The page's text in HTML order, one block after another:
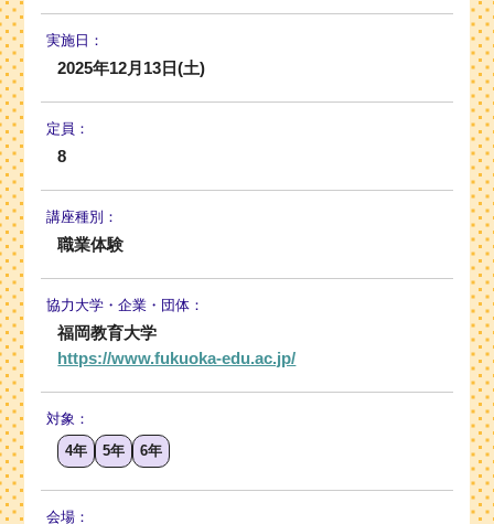
実施日：
2025年12月13日(土)
定員：
8
講座種別：
職業体験
協力大学・企業・団体：
福岡教育大学
https://www.fukuoka-edu.ac.jp/
対象：
4年
5年 6年
会場：